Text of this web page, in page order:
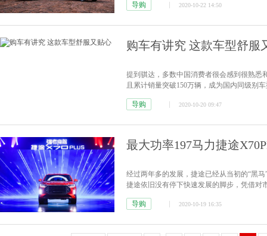
导购
2020-10-22 14:50
购车有讲究 这款车型舒服
提到骐达，多数中国消费者很会感到很熟悉
且累计销量突破150万辆，成为国内同级别
费者的“心头好”。[详情]
导购 2020-10-20 09:47
最大功率197马力捷途
经过两年多的发展，捷途已经从当初的“黑
捷途依旧没有停下快速发展的脚步，凭借对
导购
2020-10-19 16:35